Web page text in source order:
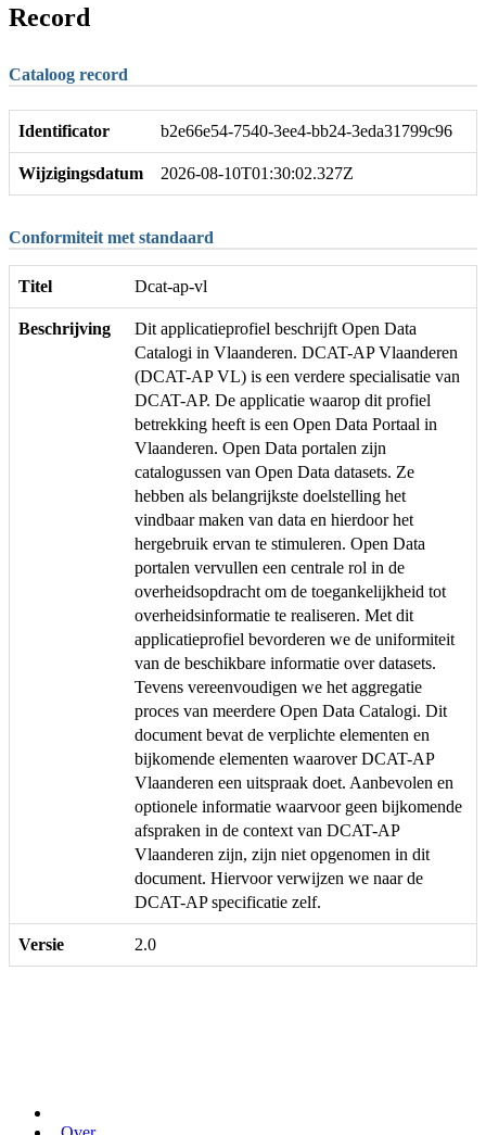
Record
Cataloog record
Identificator b2e66e54-7540-3ee4-bb24-3eda31799c96
Wijzigingsdatum 2026-08-10T01:30:02.327Z
Conformiteit met standaard
Titel Dcat-ap-vl
Beschrijving
Dit applicatieprofiel beschrijft Open Data
Catalogi in Vlaanderen. DCAT-AP Vlaanderen
(DCAT-AP VL) is een verdere specialisatie van
DCAT-AP. De applicatie waarop dit profiel
betrekking heeft is een Open Data Portaal in
Vlaanderen. Open Data portalen zijn
catalogussen van Open Data datasets. Ze
hebben als belangrijkste doelstelling het
vindbaar maken van data en hierdoor het
hergebruik ervan te stimuleren. Open Data
portalen vervullen een centrale rol in de
overheidsopdracht om de toegankelijkheid tot
overheidsinformatie te realiseren. Met dit
applicatieprofiel bevorderen we de uniformiteit
van de beschikbare informatie over datasets.
Tevens vereenvoudigen we het aggregatie
proces van meerdere Open Data Catalogi. Dit
document bevat de verplichte elementen en
bijkomende elementen waarover DCAT-AP
Vlaanderen een uitspraak doet. Aanbevolen en
optionele informatie waarvoor geen bijkomende
afspraken in de context van DCAT-AP
Vlaanderen zijn, zijn niet opgenomen in dit
document. Hiervoor verwijzen we naar de
DCAT-AP specificatie zelf.
Versie 2.0